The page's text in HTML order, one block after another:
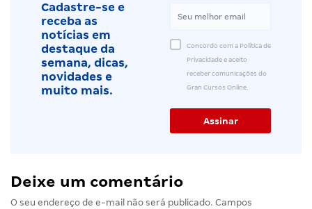
Cadastre-se e
receba as
notícias em
destaque da
semana, dicas,
novidades e
muito mais.
Concordo com a Política de
Privacidade e aceito
receber comunicações do
Gran Cursos Online.
Deixe um comentário
O seu endereço de e-mail não será publicado. Campos